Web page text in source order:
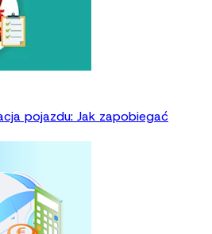
pojazdu: Jak zapobiegać